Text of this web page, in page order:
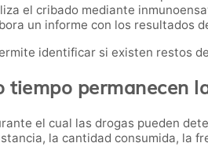
el cribado mediante
un informe con los resultados
identificar si existen restos
tiempo permanecen
el cual las drogas pueden
la cantidad consumida, la